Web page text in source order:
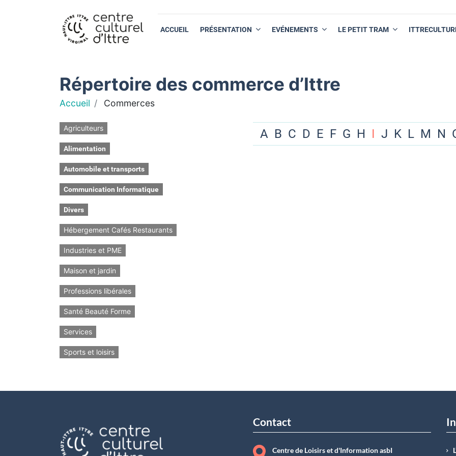
ACCUEIL PRÉSENTATION EVÉNEMENTS LE PETIT TRAM
Répertoire des commerce d’Ittre
Accueil Commerces
Agriculteurs
Alimentation
Automobile et transports
Communication Informatique
Divers
Hébergement Cafés Restaurants
Industries et PME
Maison et jardin
Professions libérales
Santé Beauté Forme
Services
Sports et loisirs
A B C D E F G H I J K L M N
Contact
Centre de Loisirs et d'Information asbI